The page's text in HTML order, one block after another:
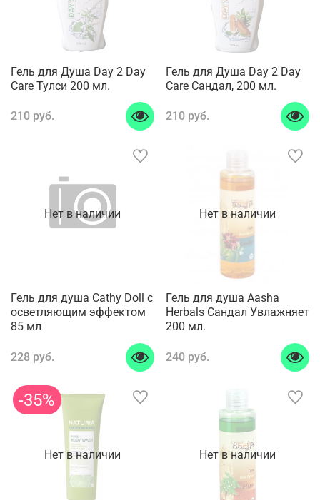
Гель для Душа Day 2 Day
Care Тулси 200 мл.
210 руб.
Гель для Душа Day 2 Day
Care Сандал, 200 мл.
210 руб.
Нет в наличии
Гель для душа Cathy Doll с
осветляющим эффектом
85 мл
228 руб.
Нет в наличии
Гель для душа Aasha
Herbals Сандал Увлажняет
200 мл.
240 руб.
Нет в наличии
-35%
Нет в наличии